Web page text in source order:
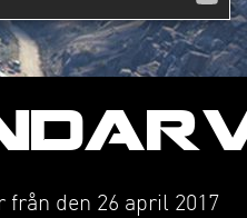
den 26 april 2017